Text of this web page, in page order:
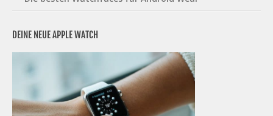
DEINE NEUE APPLE WATCH